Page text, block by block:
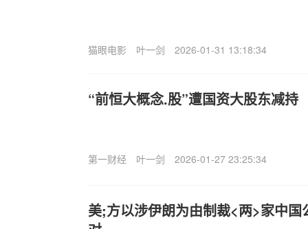
猫眼电影 叶一剑 2026-01-31 13:18:34
“前恒大概念.股”遭国资大股东减持
第一财经 叶一剑 2026-01-27 23:25:34
美;方以涉伊朗为由制裁<两>家中